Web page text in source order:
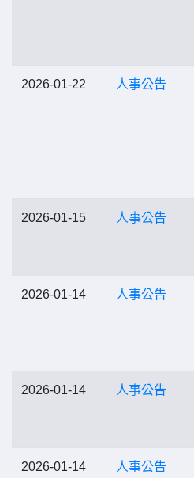
2026-01-22 人事公告
2026-01-15 人事公告
2026-01-14 人事公告
2026-01-14 人事公告
2026-01-14 人事公告